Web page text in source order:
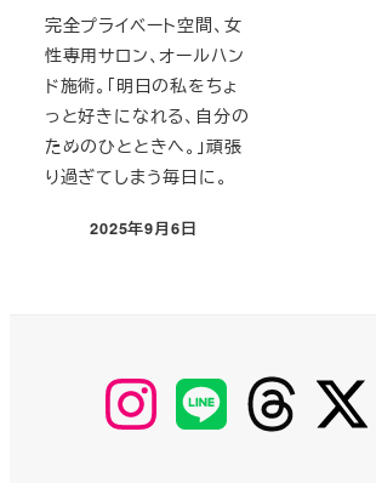
完全プライベート空間、女
性専用サロン、オールハン
ド施術。「明日の私をちょ
っと好きになれる、自分の
ためのひとときへ。」頑張
り過ぎてしまう毎日に。
投稿日
2025年9月6日
【Instagram】
MyKOBAKO
【LINE】 【threads】